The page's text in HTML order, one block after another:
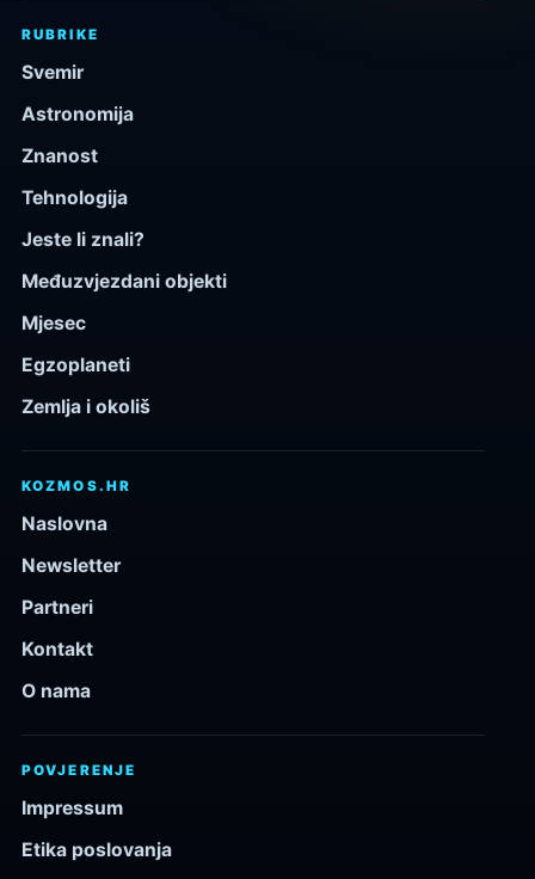
RUBRIKE
Svemir
Astronomija
Znanost
Tehnologija
Jeste li znali?
Međuzvjezdani objekti
Mjesec
Egzoplaneti
Zemlja i okoliš
KOZMOS.HR
Naslovna
Newsletter
Partneri
Kontakt
O nama
POVJERENJE
Impressum
Etika poslovanja